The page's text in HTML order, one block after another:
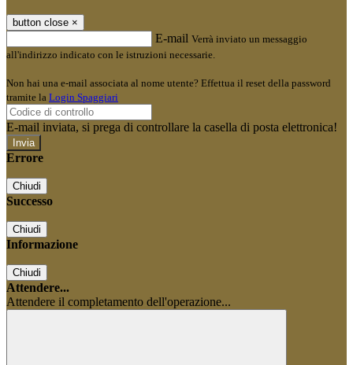
button close ×
E-mail Verrà inviato un messaggio
all'indirizzo indicato con le istruzioni necessarie.
Non hai una e-mail associata al nome utente? Effettua il reset della password
tramite la Login Spaggiari
E-mail inviata, si prega di controllare la casella di posta elettronica!
Errore
Chiudi
Successo
Chiudi
Informazione
Chiudi
Attendere...
Attendere il completamento dell'operazione...